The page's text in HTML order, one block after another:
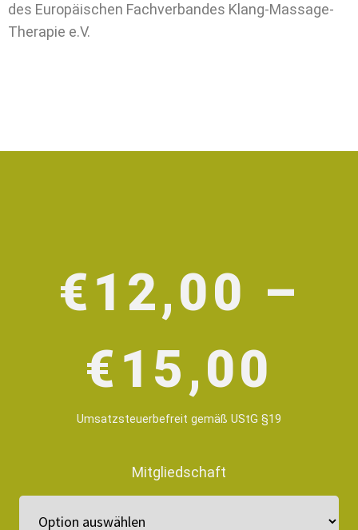
des Europäischen Fachverbandes Klang-Massage-
Therapie e.V.
€12,00 –
€15,00
Umsatzsteuerbefreit gemäß UStG §19
Mitgliedschaft